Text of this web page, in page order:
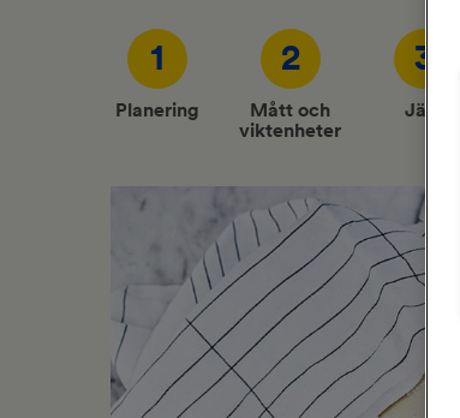
1
Planering
2
Mått och
viktenheter
3
Jäst